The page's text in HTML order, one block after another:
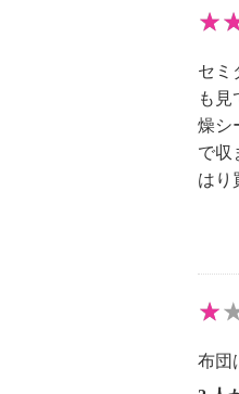
【重
・収
【商
＜ハ
・
・バ
・シ
・ポ
セミ
も
燥シ
で収
はり
布団